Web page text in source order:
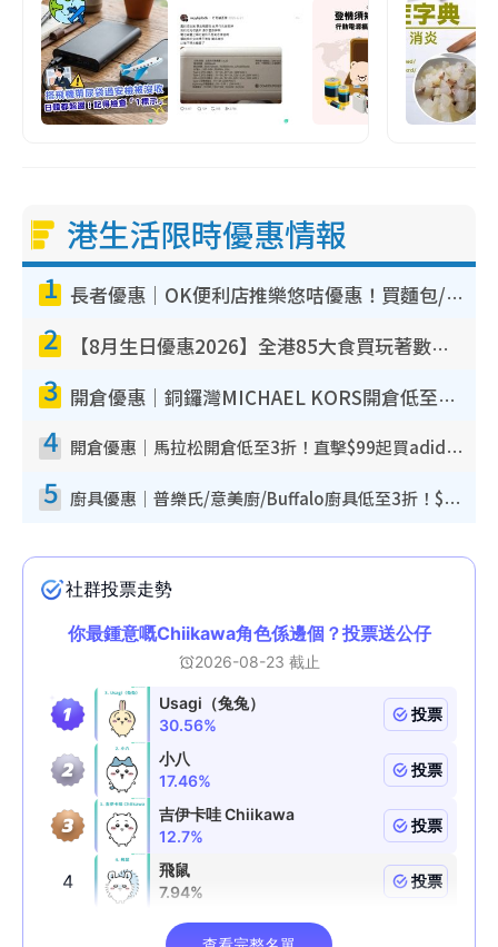
港生活限時優惠情報
1 長者優惠｜OK便利店推樂悠咭優惠！買麵包/牛奶/保健品拍卡即減
2 【8月生日優惠2026】全港85大食買玩著數攻略 自助餐/火鍋放題同行免費＋誠品/DONKI送現金券
3 開倉優惠｜銅鑼灣MICHAEL KORS開倉低至17折！直擊$500起買手袋/銀包/鞋款 必買經典Jet Set系列
4 開倉優惠｜馬拉松開倉低至3折！直擊$99起買adidas／New Balance／Puma鞋款 STANLEY保溫杯劈價至$119起
5 廚具優惠｜普樂氏/意美廚/Buffalo廚具低至3折！$89起買煎鍋／炒鑊／個人鍋 同場小家電激減至$99起